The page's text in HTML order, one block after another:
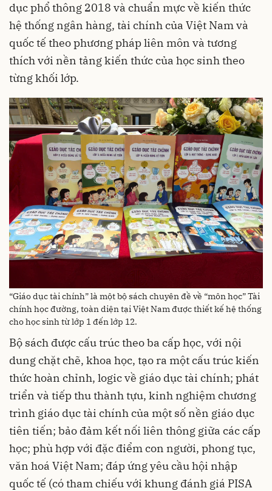
dục phổ thông 2018 và chuẩn mực về kiến thức
hệ thống ngân hàng, tài chính của Việt Nam và
quốc tế theo phương pháp liên môn và tương
thích với nền tảng kiến thức của học sinh theo
từng khối lớp.
“Giáo dục tài chính” là một bộ sách chuyên đề về “môn học” Tài
chính học đường, toàn diện tại Việt Nam được thiết kế hệ thống
cho học sinh từ lớp 1 đến lớp 12.
Bộ sách được cấu trúc theo ba cấp học, với nội
dung chặt chẽ, khoa học, tạo ra một cấu trúc kiến ​​
thức hoàn chỉnh, logic về giáo dục tài chính; phát
triển và tiếp thu thành tựu, kinh nghiệm chương
trình giáo dục tài chính của một số nền giáo dục
tiên tiến; bảo đảm kết nối liên thông giữa các cấp
học; phù hợp với đặc điểm con người, phong tục,
văn hoá Việt Nam; đáp ứng yêu cầu hội nhập
quốc tế (có tham chiếu với khung đánh giá PISA